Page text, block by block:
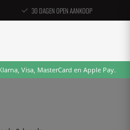
30 DAGEN OPEN AANKOOP
Visa, MasterCard en Apple Pay.